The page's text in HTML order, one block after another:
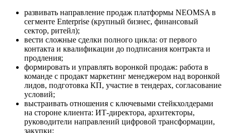
развивать направление продаж платформы NEOMSA в
сегменте Enterprise (крупный бизнес, финансовый
сектор, ритейл);
вести сложные сделки полного цикла: от первого
контакта и квалификации до подписания контракта и
продления;
формировать и управлять воронкой продаж: работа в
команде с продакт маркетинг менеджером над воронкой
лидов, подготовка КП, участие в тендерах, согласование
условий;
выстраивать отношения с ключевыми стейкхолдерами
на стороне клиента: ИТ-директора, архитекторы,
руководители направлений цифровой трансформации,
закупки;